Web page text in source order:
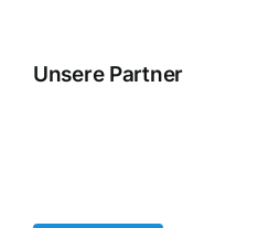
Unsere Partner